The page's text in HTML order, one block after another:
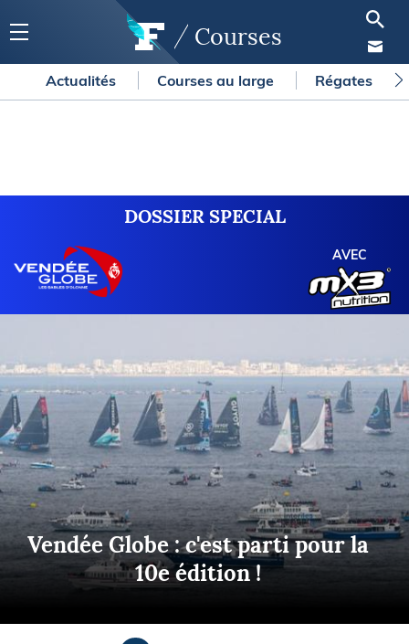
Courses
Actualités Courses au large Régates
DOSSIER SPECIAL
AVEC
Vendée Globe : c'est parti pour la
10e édition !